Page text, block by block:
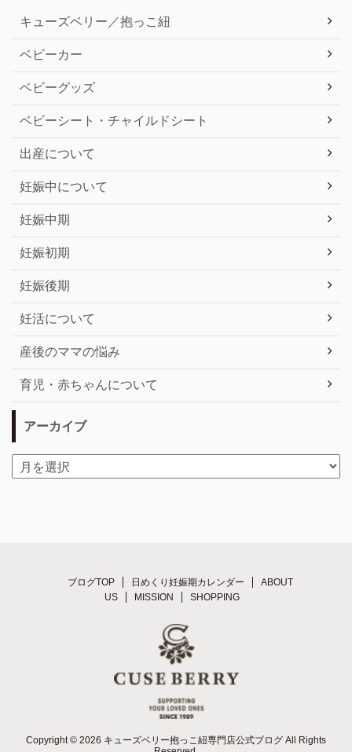
キューズベリー／抱っこ紐
ベビーカー
ベビーグッズ
ベビーシート・チャイルドシート
出産について
妊娠中について
妊娠中期
妊娠初期
妊娠後期
妊活について
産後のママの悩み
育児・赤ちゃんについて
アーカイブ
ブログTOP 日めくり妊娠期カレンダー
ABOUT
US
MISSION SHOPPING
Copyright © 2026 キューズベリー抱っこ紐専門店公式ブログ All Rights